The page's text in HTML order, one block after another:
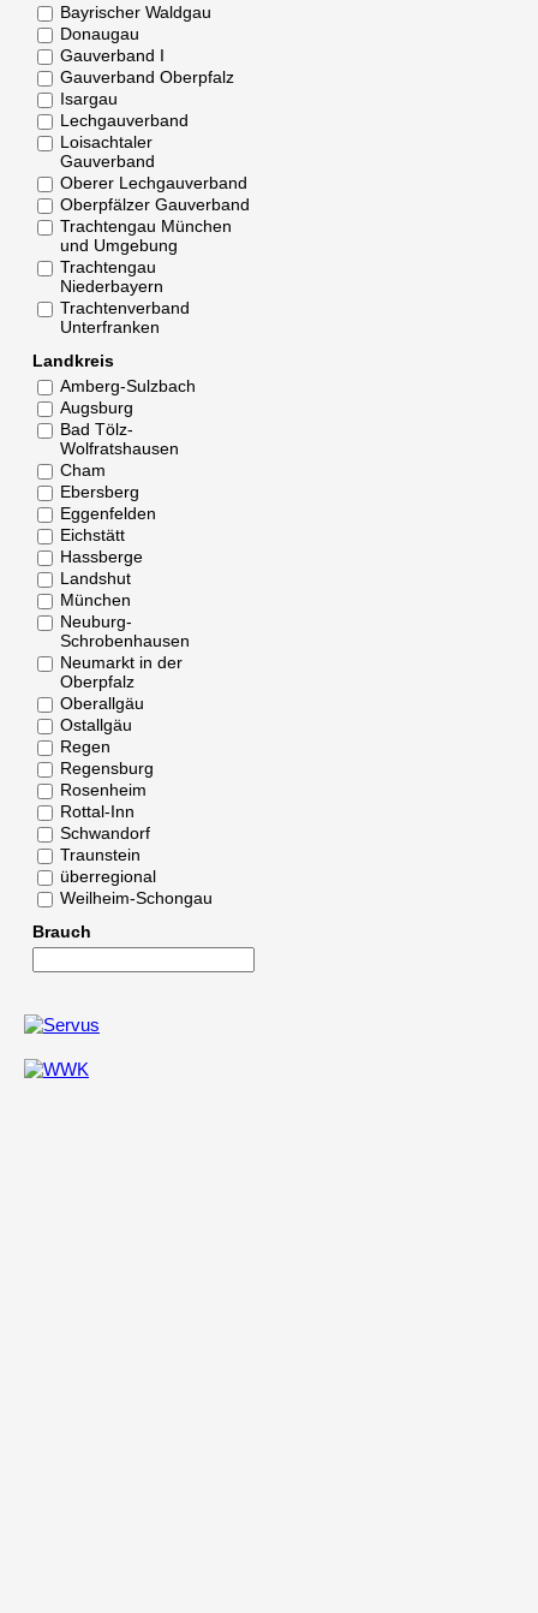
Bayrischer Waldgau
Donaugau
Gauverband I
Gauverband Oberpfalz
Isargau
Lechgauverband
Loisachtaler
Gauverband
Oberer Lechgauverband
Oberpfälzer Gauverband
Trachtengau München
und Umgebung
Trachtengau
Niederbayern
Trachtenverband
Unterfranken
Landkreis
Amberg-Sulzbach
Augsburg
Bad Tölz-
Wolfratshausen
Cham
Ebersberg
Eggenfelden
Eichstätt
Hassberge
Landshut
München
Neuburg-
Schrobenhausen
Neumarkt in der
Oberpfalz
Oberallgäu
Ostallgäu
Regen
Regensburg
Rosenheim
Rottal-Inn
Schwandorf
Traunstein
überregional
Weilheim-Schongau
Brauch